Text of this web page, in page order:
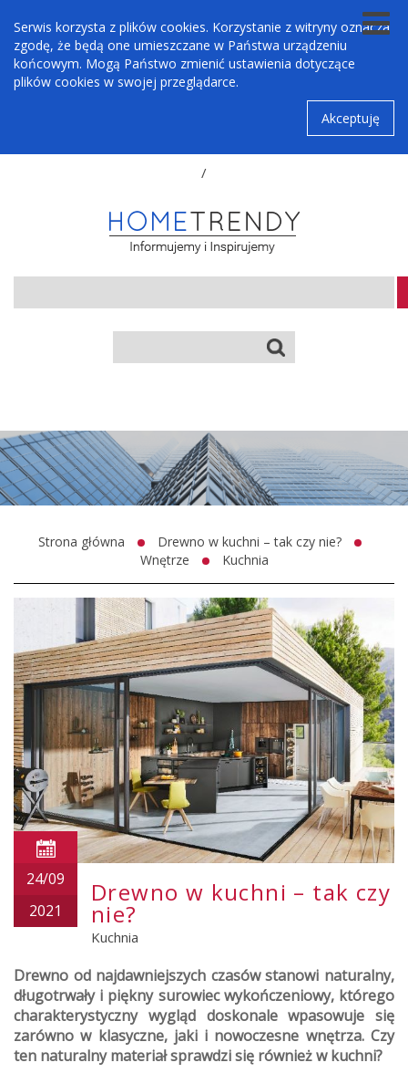
Serwis korzysta z plików cookies. Korzystanie z witryny oznacza
zgodę, że będą one umieszczane w Państwa urządzeniu
końcowym. Mogą Państwo zmienić ustawienia dotyczące
plików cookies w swojej przeglądarce.
Akceptuję
/
Strona główna
Drewno w kuchni – tak czy nie?
Wnętrze
Kuchnia
24/09
2021
Drewno w kuchni – tak czy
nie?
Kuchnia
Drewno od najdawniejszych czasów stanowi naturalny,
długotrwały i piękny surowiec wykończeniowy, którego
charakterystyczny wygląd doskonale wpasowuje się
zarówno w klasyczne, jaki i nowoczesne wnętrza. Czy
ten naturalny materiał sprawdzi się również w kuchni?